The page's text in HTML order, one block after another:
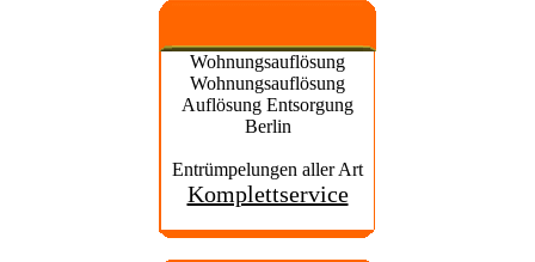
Wohnungsauflösung
Wohnungsauflösung
Auflösung Entsorgung
Berlin
Entrümpelungen aller Art
Komplettservice